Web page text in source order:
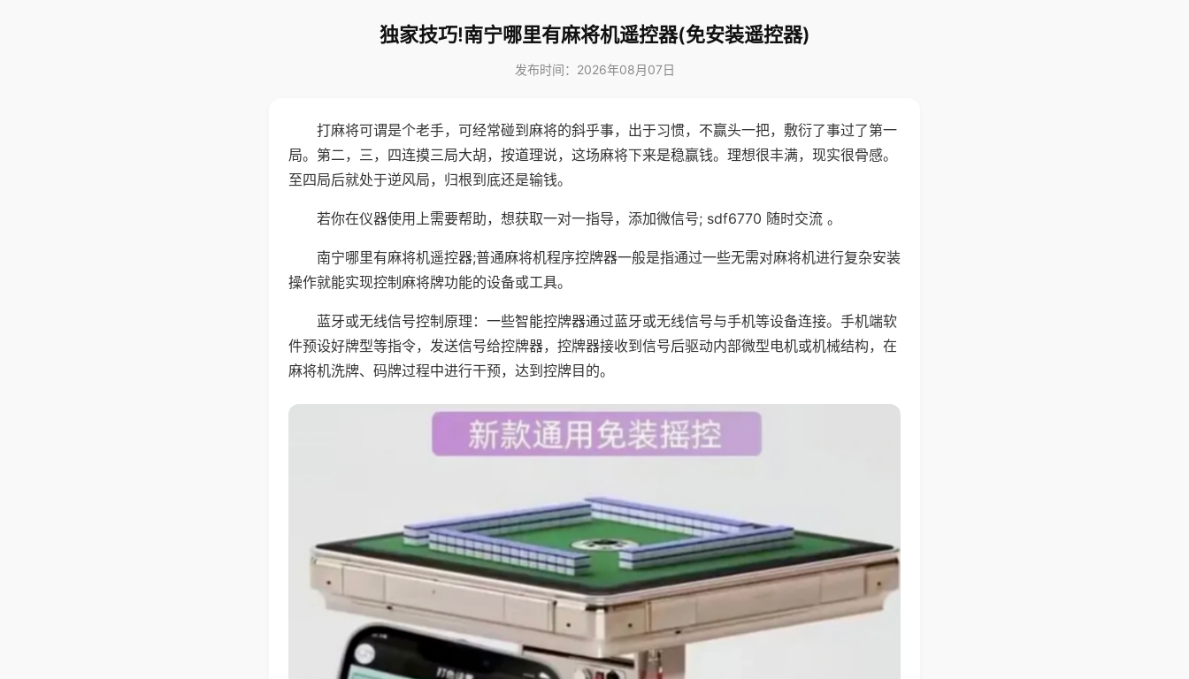
独家技巧!南宁哪里有麻将机遥控器(免安装遥控器)
发布时间：2026年08月07日
打麻将可谓是个老手，可经常碰到麻将的斜乎事，出于习惯，不赢头一把，敷衍了事过了第一
局。第二，三，四连摸三局大胡，按道理说，这场麻将下来是稳赢钱。理想很丰满，现实很骨感。
至四局后就处于逆风局，归根到底还是输钱。
若你在仪器使用上需要帮助，想获取一对一指导，添加微信号; sdf6770 随时交流 。
南宁哪里有麻将机遥控器;普通麻将机程序控牌器一般是指通过一些无需对麻将机进行复杂安装
操作就能实现控制麻将牌功能的设备或工具。
蓝牙或无线信号控制原理：一些智能控牌器通过蓝牙或无线信号与手机等设备连接。手机端软
件预设好牌型等指令，发送信号给控牌器，控牌器接收到信号后驱动内部微型电机或机械结构，在
麻将机洗牌、码牌过程中进行干预，达到控牌目的。